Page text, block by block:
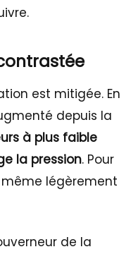
est mitigée. En
depuis la
à plus faible
la pression. Pour
même légèrement
de la